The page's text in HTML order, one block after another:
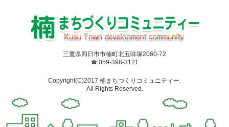
三重県四日市市楠町北五味塚2060-72
☎ 059-398-3121
Copyright(C)2017 楠まちづくりコミュニティー.
All Rights Reserved.